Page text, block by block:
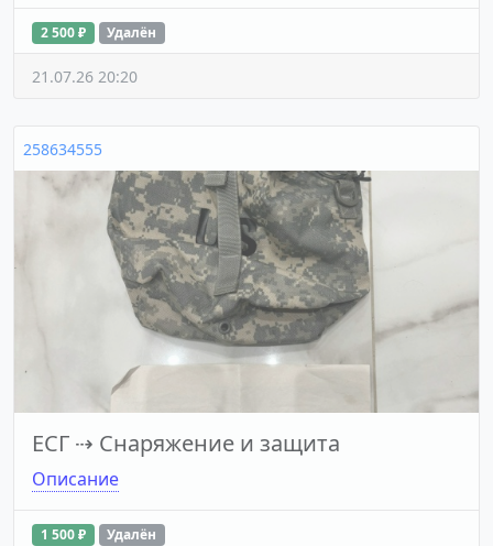
2 500 ₽ Удалён
21.07.26 20:20
258634555
ЕСГ ⇢ Снаряжение и защита
Описание
1 500 ₽ Удалён